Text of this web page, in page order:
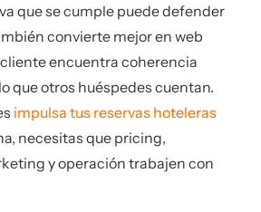
que se cumple puede defender
convierte mejor en web
encuentra coherencia
que otros huéspedes cuentan.
impulsa tus reservas hoteleras
necesitas que pricing,
y operación trabajen con